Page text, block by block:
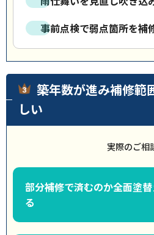
事前点検で弱点箇所を補
築年数が進み補修範
しい
実際のご相
部分補修で済むのか全面塗
る